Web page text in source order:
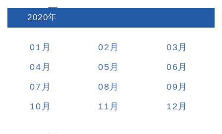
2020:
01 02
03
04
05
06
07
08
09
10
11 12